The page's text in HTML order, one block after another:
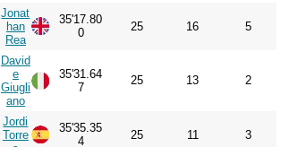
Jonat
han
Rea
35'17.80
0
25 16 5
David
e
Giugli
ano
35'31.64
7
25 13 2
Jordi
Torre
35'35.35
4
25 11 3